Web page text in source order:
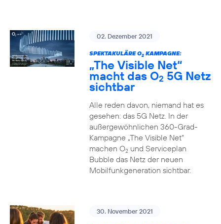
02. Dezember 2021
SPEKTAKULÄRE O2KAMPAGNE:
„The Visible Net“
macht das O2 5G Netz
sichtbar
Alle reden davon, niemand hat es
gesehen: das 5G Netz. In der
außergewöhnlichen 360-Grad-
Kampagne „The Visible Net“
machen O2und Serviceplan
Bubble das Netz der neuen
Mobilfunkgeneration sichtbar.
30. November 2021